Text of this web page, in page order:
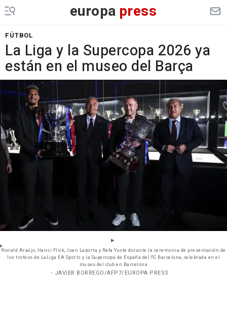
europa press
FÚTBOL
La Liga y la Supercopa 2026 ya
están en el museo del Barça
Ronald Araújo, Hansi Flick, Joan Laporta y Rafa Yuste durante la ceremonia de presentación de
los trofeos de LaLiga EA Sports y la Supercopa de España del FC Barcelona, celebrada en el
museo del club en Barcelona
- JAVIER BORREGO/AFP7/EUROPA PRESS